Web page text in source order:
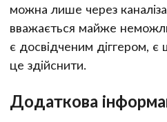
можна лише через
вважається майже
є досвідченим діггером,
це здійснити.
Додаткова